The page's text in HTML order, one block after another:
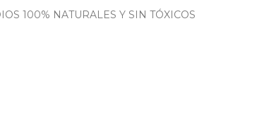
100% NATURALES Y SIN TÓXICOS